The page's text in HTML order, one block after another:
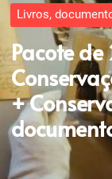
Livros,
Pacote
+